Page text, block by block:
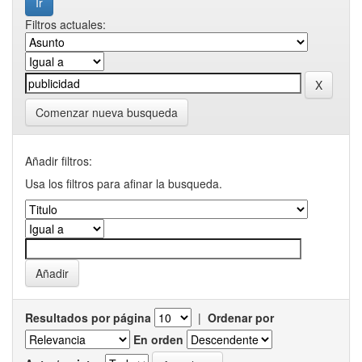
Filtros actuales:
Comenzar nueva busqueda
Añadir filtros:
Usa los filtros para afinar la busqueda.
Resultados por página | Ordenar por
En orden